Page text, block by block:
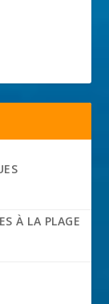
À LA PLAGE